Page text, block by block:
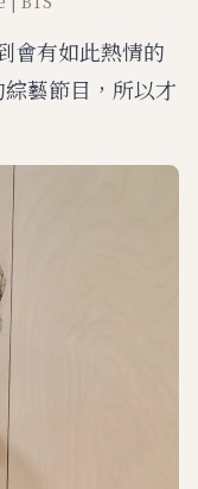
會有如此熱情的
藝節目，所以才